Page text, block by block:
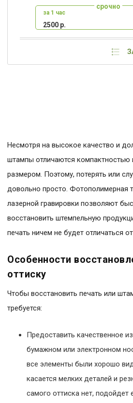
срочно
за 1 час
2500 р.
Несмотря на высокое качество и
штампы отличаются компактностью
размером. Поэтому, потерять или
довольно просто. Фотополимерная
лазерной гравировки позволяют
восстановить штемпельную
печать ничем не будет отличаться
Особенности
оттиску
Чтобы восстановить печать или
требуется:
Предоставить качественное
бумажном или электронном
все элементы были хорошо
касается мелких деталей и
самого оттиска нет, подойдет